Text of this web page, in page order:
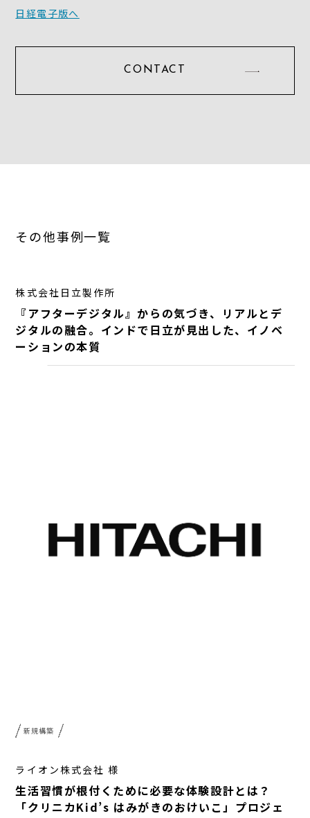
日経電子版へ
CONTACT
その他事例一覧
株式会社日立製作所
『アフターデジタル』からの気づき、リアルとデ
ジタルの融合。インドで日立が見出した、イノベ
ーションの本質
新規構築
ライオン株式会社 様
生活習慣が根付くために必要な体験設計とは？
「クリニカKid’s はみがきのおけいこ」プロジェ